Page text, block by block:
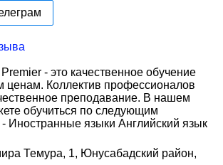
- это качественное обучение
Коллектив профессионалов
преподавание. В нашем
обучиться по следующим
Иностранные языки Английский язык
Темура, 1, Юнусабадский район,